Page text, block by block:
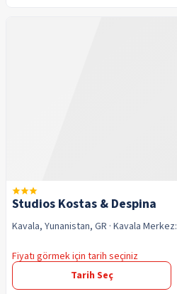
Studios Kostas & Despina
Kavala, Yunanistan, GR · Kavala Merkez:
Fiyatı görmek için tarih seçiniz
Tarih Seç